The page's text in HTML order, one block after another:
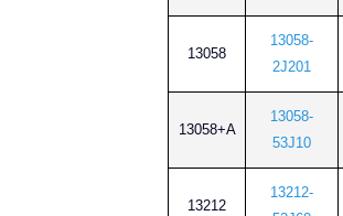
13058
13058-
2J201
13058+A
13058-
53J10
13212
13212-